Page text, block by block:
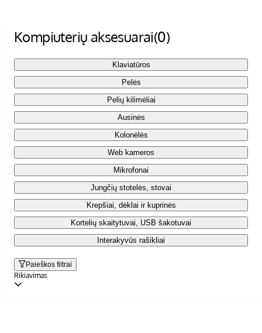
Kompiuterių aksesuarai(0)
Klaviatūros
Pelės
Pelių kilimėliai
Ausinės
Kolonėlės
Web kameros
Mikrofonai
Jungčių stotelės, stovai
Krepšiai, dėklai ir kuprinės
Kortelių skaitytuvai, USB šakotuvai
Interakyvūs rašikliai
Paieškos filtrai
Rikiavimas